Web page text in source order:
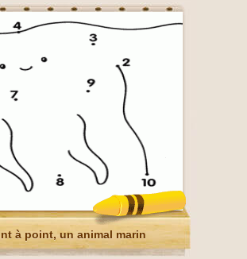
à point, un animal marin